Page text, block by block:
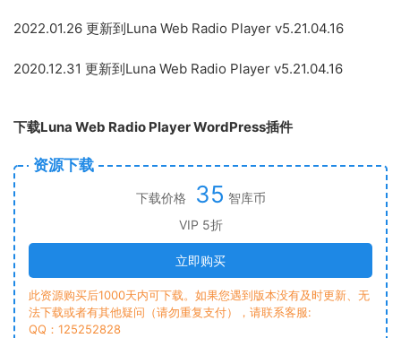
2022.01.26 更新到Luna Web Radio Player v5.21.04.16
2020.12.31 更新到Luna Web Radio Player v5.21.04.16
下载Luna Web Radio Player WordPress插件
资源下载
下载价格 35 智库币
VIP 5折
立即购买
此资源购买后1000天内可下载。如果您遇到版本没有及时更新、无
法下载或者有其他疑问（请勿重复支付），请联系客服:
QQ：125252828